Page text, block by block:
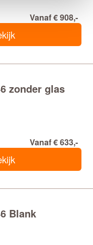
Vanaf € 908,-
zonder glas
Vanaf € 633,-
Blank